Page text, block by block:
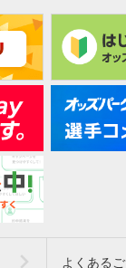
よくある